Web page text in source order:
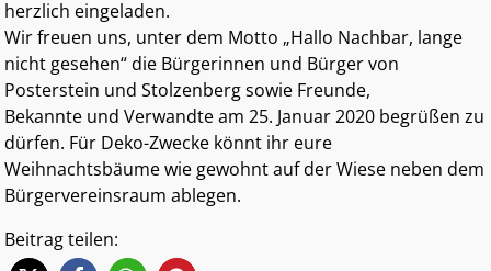
herzlich eingeladen.
Wir freuen uns, unter dem Motto „Hallo Nachbar, lange
nicht gesehen“ die Bürgerinnen und Bürger von
Posterstein und Stolzenberg sowie Freunde,
Bekannte und Verwandte am 25. Januar 2020 begrüßen zu
dürfen. Für Deko-Zwecke könnt ihr eure
Weihnachtsbäume wie gewohnt auf der Wiese neben dem
Bürgervereinsraum ablegen.
Beitrag teilen: